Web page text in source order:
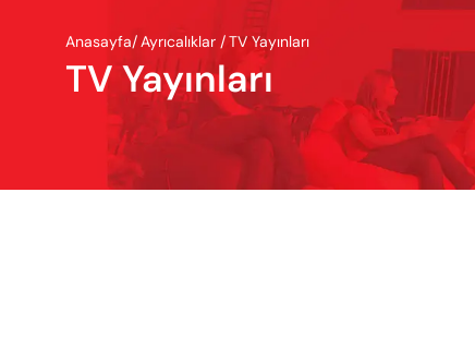
Anasayfa/ Ayrıcalıklar /TV Yayınları
TV Yayınları